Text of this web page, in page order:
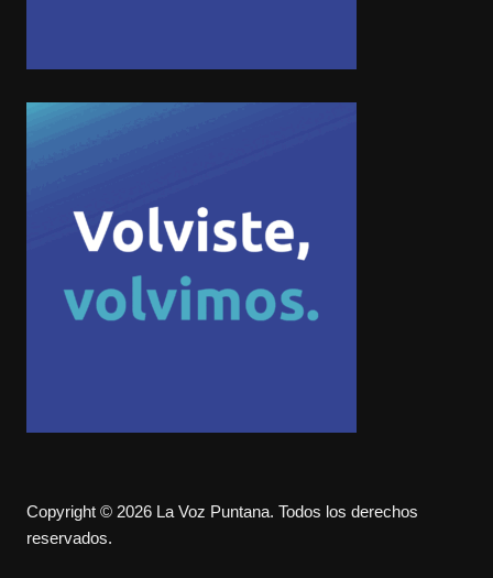
Copyright © 2026 La Voz Puntana. Todos los derechos
reservados.